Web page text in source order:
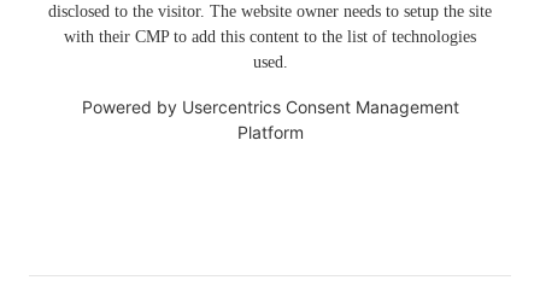
disclosed to the visitor. The website owner needs to setup the site
with their CMP to add this content to the list of technologies
used.
Powered by Usercentrics Consent Management
Platform